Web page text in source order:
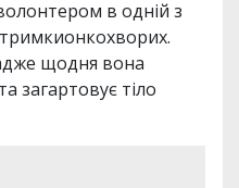
в одній з
щодня вона
загартовує тіло